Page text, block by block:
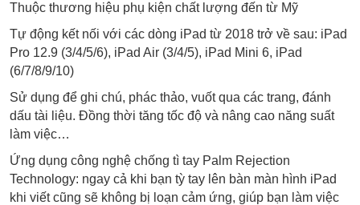
Thuộc thương hiệu phụ kiện chất lượng đến từ Mỹ
Tự động kết nối với các dòng iPad từ 2018 trở về sau: iPad
Pro 12.9 (3/4/5/6), iPad Air (3/4/5), iPad Mini 6, iPad
(6/7/8/9/10)
Sử dụng để ghi chú, phác thảo, vuốt qua các trang, đánh
dấu tài liệu. Đồng thời tăng tốc độ và nâng cao năng suất
làm việc…
Ứng dụng công nghệ chống tì tay Palm Rejection
Technology: ngay cả khi bạn tỳ tay lên bàn màn hình iPad
khi viết cũng sẽ không bị loạn cảm ứng, giúp bạn làm việc